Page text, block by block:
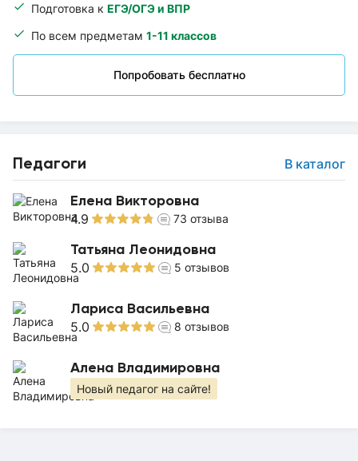
Подготовка к ЕГЭ/ОГЭ и ВПР
По всем предметам 1-11 классов
Попробовать бесплатно
Педагоги В каталог
Елена Викторовна
4.9 73 отзыва
Татьяна Леонидовна
5.0 5 отзывов
Лариса Васильевна
5.0 8 отзывов
Алена Владимировна
Новый педагог на сайте!